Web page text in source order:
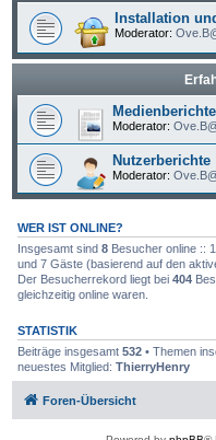
Installation
Moderator:
Medienberichte
Moderator:
Nutzerberichte
Moderator:
WER IST ONLINE?
Insgesamt sind 8Besucher online ::
und 7 Gäste (basierend auf den
Der Besucherrekord liegt bei 404
gleichzeitig online waren.
STATISTIK
Beiträge insgesamt 532• Themen
neuestes Mitglied: ThierryHenry
Foren-Übersicht